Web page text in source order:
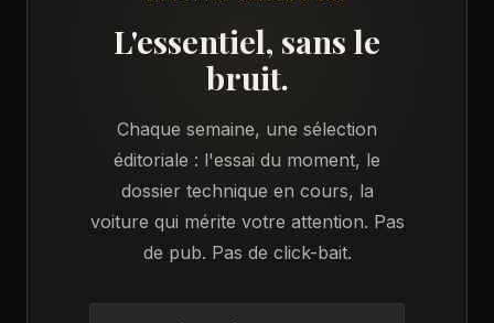
L'essentiel, sans le
bruit.
Chaque semaine, une sélection
éditoriale : l'essai du moment, le
dossier technique en cours, la
voiture qui mérite votre attention. Pas
de pub. Pas de click-bait.